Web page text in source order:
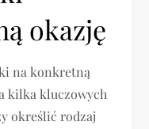
okazję
na konkretną
kilka kluczowych
określić rodzaj